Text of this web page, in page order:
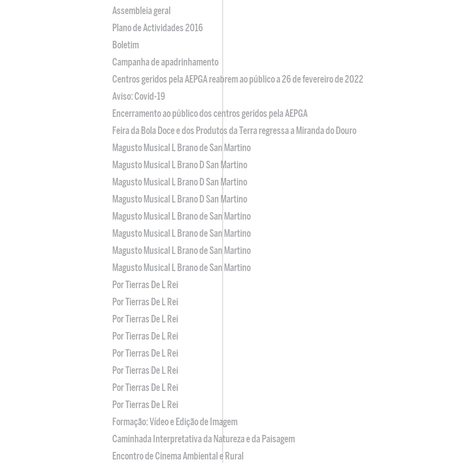
Assembleia geral
Plano de Actividades 2016
Boletim
Campanha de apadrinhamento
Centros geridos pela AEPGA reabrem ao público a 26 de fevereiro de 2022
Aviso: Covid-19
Encerramento ao público dos centros geridos pela AEPGA
Feira da Bola Doce e dos Produtos da Terra regressa a Miranda do Douro
Magusto Musical L Brano de San Martino
Magusto Musical L Brano D San Martino
Magusto Musical L Brano D San Martino
Magusto Musical L Brano D San Martino
Magusto Musical L Brano de San Martino
Magusto Musical L Brano de San Martino
Magusto Musical L Brano de San Martino
Magusto Musical L Brano de San Martino
Por Tierras De L Rei
Por Tierras De L Rei
Por Tierras De L Rei
Por Tierras De L Rei
Por Tierras De L Rei
Por Tierras De L Rei
Por Tierras De L Rei
Por Tierras De L Rei
Formação: Vídeo e Edição de Imagem
Caminhada Interpretativa da Natureza e da Paisagem
Encontro de Cinema Ambiental e Rural